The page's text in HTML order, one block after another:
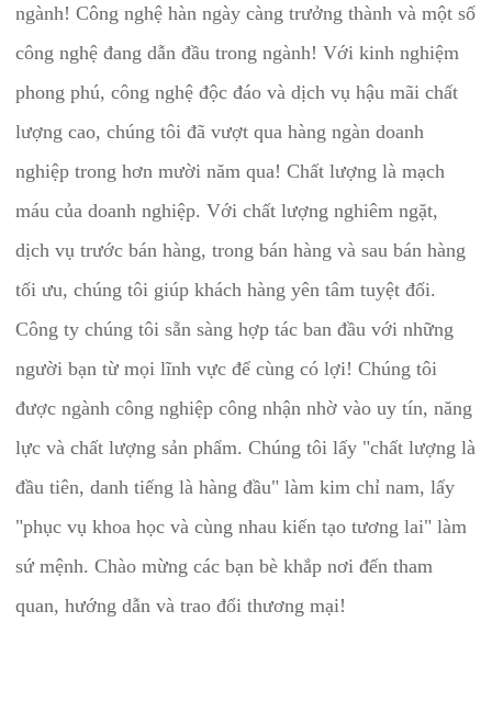
ngành! Công nghệ hàn ngày càng trưởng thành và một số
công nghệ đang dẫn đầu trong ngành! Với kinh nghiệm
phong phú, công nghệ độc đáo và dịch vụ hậu mãi chất
lượng cao, chúng tôi đã vượt qua hàng ngàn doanh
nghiệp trong hơn mười năm qua! Chất lượng là mạch
máu của doanh nghiệp. Với chất lượng nghiêm ngặt,
dịch vụ trước bán hàng, trong bán hàng và sau bán hàng
tối ưu, chúng tôi giúp khách hàng yên tâm tuyệt đối.
Công ty chúng tôi sẵn sàng hợp tác ban đầu với những
người bạn từ mọi lĩnh vực để cùng có lợi! Chúng tôi
được ngành công nghiệp công nhận nhờ vào uy tín, năng
lực và chất lượng sản phẩm. Chúng tôi lấy "chất lượng là
đầu tiên, danh tiếng là hàng đầu" làm kim chỉ nam, lấy
"phục vụ khoa học và cùng nhau kiến tạo tương lai" làm
sứ mệnh. Chào mừng các bạn bè khắp nơi đến tham
quan, hướng dẫn và trao đổi thương mại!